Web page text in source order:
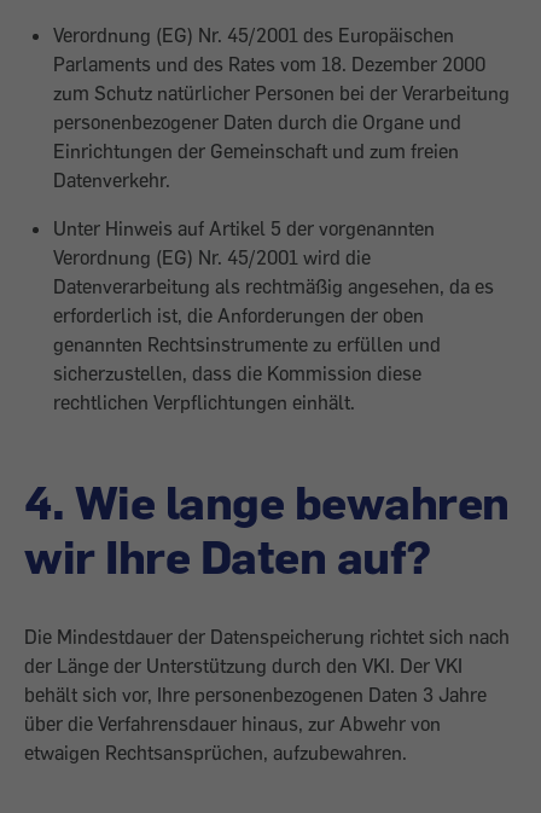
Verordnung (EG) Nr. 45/2001 des Europäischen
Parlaments und des Rates vom 18. Dezember 2000
zum Schutz natürlicher Personen bei der Verarbeitung
personenbezogener Daten durch die Organe und
Einrichtungen der Gemeinschaft und zum freien
Datenverkehr.
Unter Hinweis auf Artikel 5 der vorgenannten
Verordnung (EG) Nr. 45/2001 wird die
Datenverarbeitung als rechtmäßig angesehen, da es
erforderlich ist, die Anforderungen der oben
genannten Rechtsinstrumente zu erfüllen und
sicherzustellen, dass die Kommission diese
rechtlichen Verpflichtungen einhält.
4. Wie lange bewahren
wir Ihre Daten auf?
Die Mindestdauer der Datenspeicherung richtet sich nach
der Länge der Unterstützung durch den VKI. Der VKI
behält sich vor, Ihre personenbezogenen Daten 3 Jahre
über die Verfahrensdauer hinaus, zur Abwehr von
etwaigen Rechtsansprüchen, aufzubewahren.